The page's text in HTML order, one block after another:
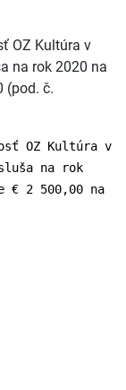
OZ Kultúra v
na rok 2020 na
(pod. č.
OZ Kultúra v
na rok
€ 2 500,00 na